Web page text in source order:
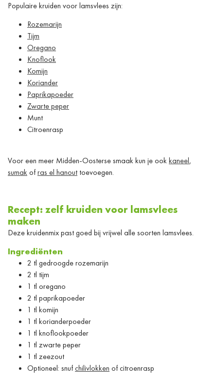
Populaire kruiden voor lamsvlees zijn:
Rozemarijn
Tijm
Oregano
Knoflook
Komijn
Koriander
Paprikapoeder
Zwarte peper
Munt
Citroenrasp
Voor een meer Midden-Oosterse smaak kun je ookkaneel,
sumakofras el hanout toevoegen.
Recept: zelf kruiden voor lamsvlees
maken
Deze kruidenmix past goed bij vrijwel alle soorten lamsvlees.
Ingrediënten
2 tl gedroogde rozemarijn
2 tl tijm
1 tl oregano
2 tl paprikapoeder
1 tl komijn
1 tl korianderpoeder
1 tl knoflookpoeder
1 tl zwarte peper
1 tl zeezout
Optioneel: snufchilivlokken of citroenrasp